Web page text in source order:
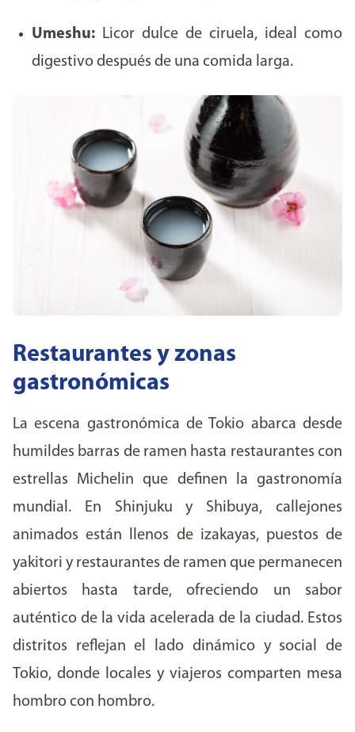
Umeshu: Licor dulce de ciruela, ideal como
digestivo después de una comida larga.
Restaurantes y zonas
gastronómicas
La escena gastronómica de Tokio abarca desde
humildes barras de ramen hasta restaurantes con
estrellas Michelin que definen la gastronomía
mundial. En Shinjuku y Shibuya, callejones
animados están llenos de izakayas, puestos de
yakitori y restaurantes de ramen que permanecen
abiertos hasta tarde, ofreciendo un sabor
auténtico de la vida acelerada de la ciudad. Estos
distritos reflejan el lado dinámico y social de
Tokio, donde locales y viajeros comparten mesa
hombro con hombro.